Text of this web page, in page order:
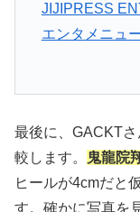
JIJIPRESS
エンタメニュ
最後に、GACKT
較します。
鬼龍院
ヒールが4cmだと
す。確かに写真を